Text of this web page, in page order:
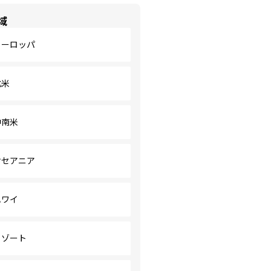
ロッパ
米
アニア
イ
ート